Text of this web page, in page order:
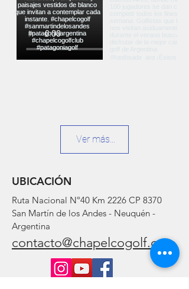
Ver más...
UBICACIÓN
Ruta Nacional Nº40 Km 2226 CP 8370
San Martín de los Andes - Neuquén -
Argentina
contacto@chapelcogolf.com